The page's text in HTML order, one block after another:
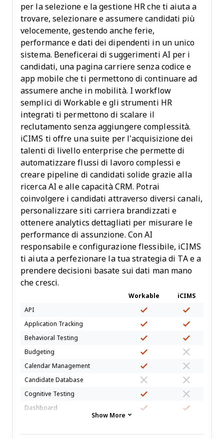
per la selezione e la gestione HR che ti aiuta a
trovare, selezionare e assumere candidati più
velocemente, gestendo anche ferie,
performance e dati dei dipendenti in un unico
sistema. Beneficerai di suggerimenti AI per i
candidati, una pagina carriere senza codice e
app mobile che ti permettono di continuare ad
assumere anche in mobilità. I workflow
semplici di Workable e gli strumenti HR
integrati ti permettono di scalare il
reclutamento senza aggiungere complessità.
iCIMS ti offre una suite per l’acquisizione dei
talenti di livello enterprise che permette di
automatizzare flussi di lavoro complessi e
creare pipeline di candidati solide grazie alla
ricerca AI e alle capacità CRM. Potrai
coinvolgere i candidati attraverso diversi canali,
personalizzare siti carriera brandizzati e
ottenere analytics dettagliati per misurare le
performance di assunzione. Con AI
responsabile e configurazione flessibile, iCIMS
ti aiuta a perfezionare la tua strategia di TA e a
prendere decisioni basate sui dati man mano
che cresci.
Workable
iCIMS
API
Application Tracking
Behavioral Testing
Budgeting
Calendar Management
Candidate Database
Cognitive Testing
Dashboard
Data Import
Show More